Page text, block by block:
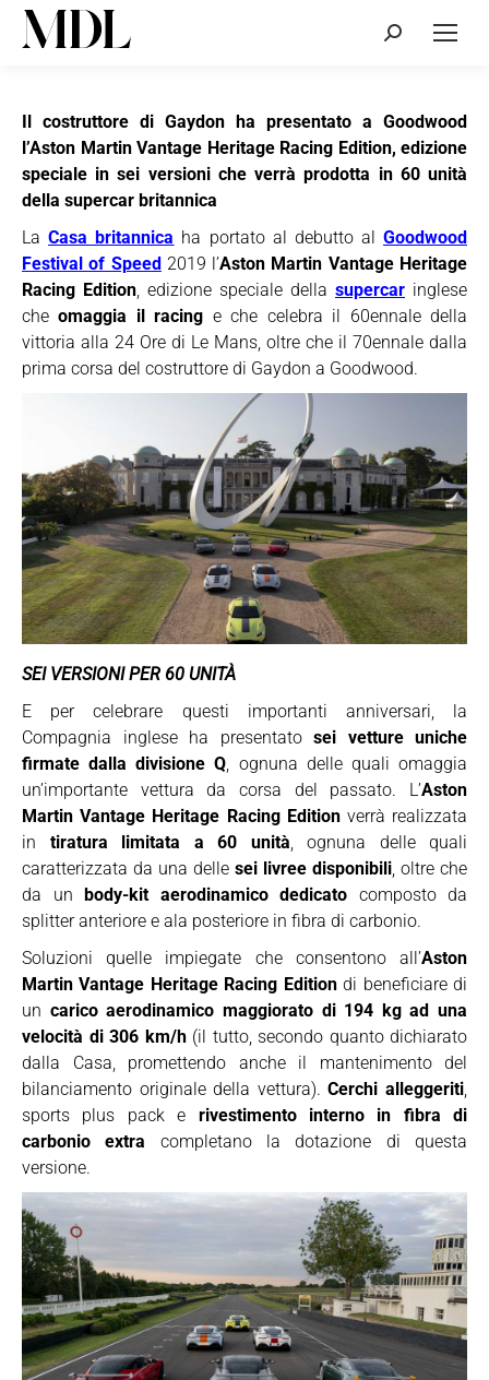
Cerca:
Il costruttore di Gaydon ha presentato a Goodwood
l’Aston Martin Vantage Heritage Racing Edition, edizione
speciale in sei versioni che verrà prodotta in 60 unità
della supercar britannica
LaCasa britannica ha portato al debutto al Goodwood
Festival of Speed2019 l’Aston Martin Vantage Heritage
Racing Edition, edizione speciale della supercar inglese
cheomaggia il racing e che celebra il 60ennale della
vittoria alla 24 Ore di Le Mans, oltre che il 70ennale dalla
prima corsa del costruttore di Gaydon a Goodwood.
SEI VERSIONI PER 60 UNITÀ
E per celebrare questi importanti anniversari, la
Compagnia inglese ha presentato sei vetture uniche
firmate dalla divisione Q , ognuna delle quali omaggia
un’importante vettura da corsa del passato. L’Aston
Martin Vantage Heritage Racing Editionverrà realizzata
in tiratura limitata a 60 unità , ognuna delle quali
caratterizzata da una delle sei livree disponibili , oltre che
da un body-kit aerodinamico dedicato composto da
splitter anteriore e ala posteriore in fibra di carbonio.
Soluzioni quelle impiegate che consentono all’Aston
Martin Vantage Heritage Racing Editiondi beneficiare di
un carico aerodinamico maggiorato di 194 kg ad una
velocità di 306 km/h(il tutto, secondo quanto dichiarato
dalla Casa, promettendo anche il mantenimento del
bilanciamento originale della vettura).Cerchi alleggeriti
sports plus pack e rivestimento interno in fibra di
carbonio extra completano la dotazione di questa
versione.